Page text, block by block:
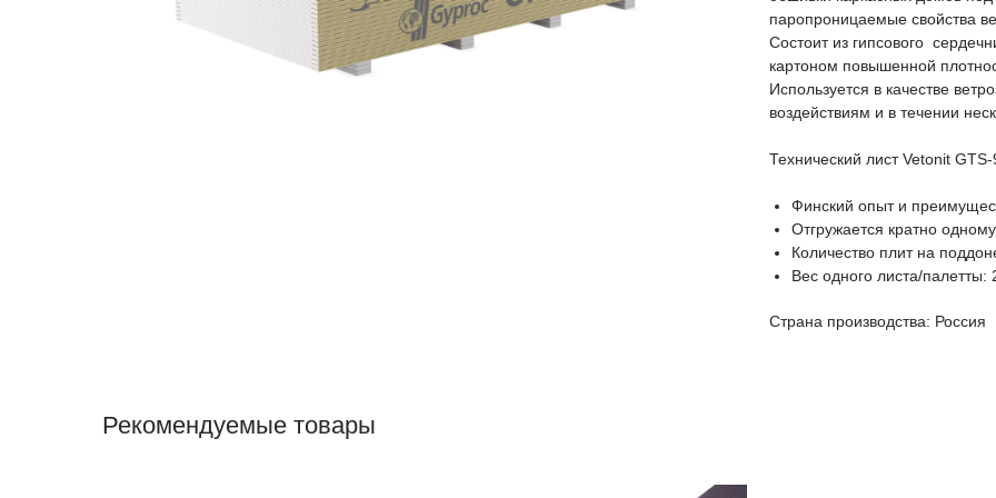
паропроницаемые свойства
Состоит из гипсового
картоном повышенной
Используется в качестве
воздействиям и в течении
Технический лист Vetonit
Финский опыт и
Отгружается кратно
Количество плит на
Вес одного листа/палетты:
Страна производства: Россия
Рекомендуемые товары